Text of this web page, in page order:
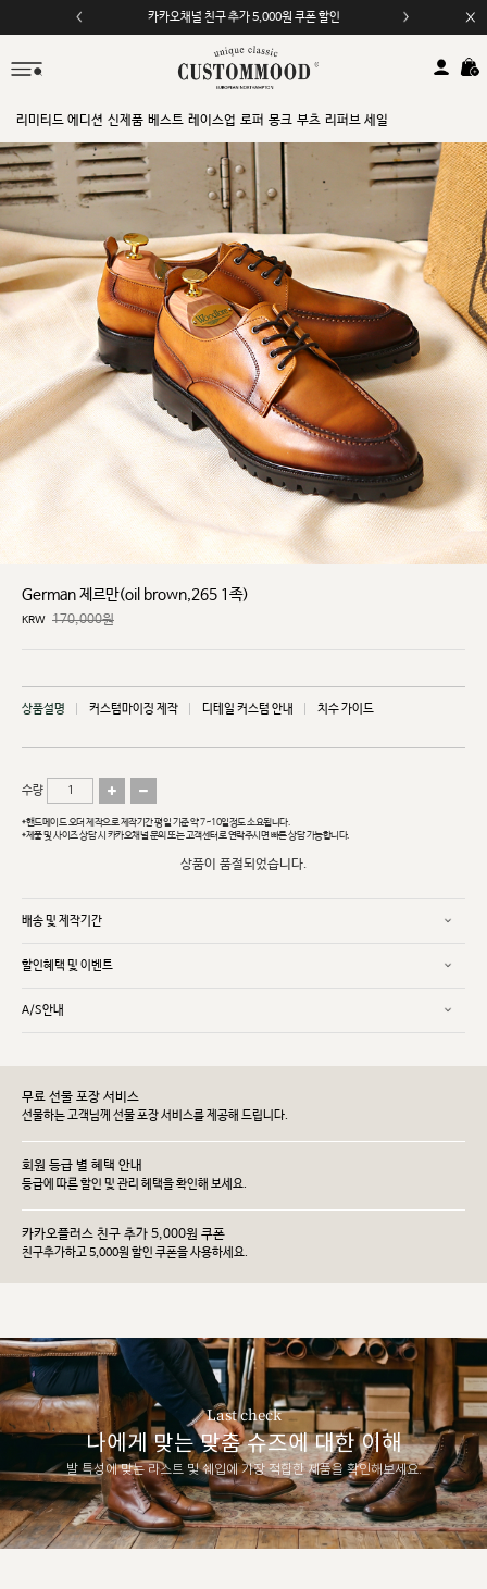
카카오채널 친구 추가 5,000원 쿠폰 할인
리미티드 에디션 신제품 베스트 레이스업 로퍼 몽크 부츠 리퍼브 세일
German 제르만(oil brown,265 1족)
KRW 170,000원
상품설명 커스텀마이징 제작 디테일 커스텀 안내 치수 가이드
수량
*핸드메이드 오더 제작으로 제작기간 평일 기준 약 7~10일정도 소요됩니다.
*제품 및 사이즈 상담 시 카카오채널 문의 또는 고객센터로 연락주시면 빠른 상담 가능합니다.
상품이 품절되었습니다.
배송 및 제작기간
할인혜택 및 이벤트
A/S안내
무료 선물 포장 서비스
선물하는 고객님께 선물 포장 서비스를 제공해 드립니다.
회원 등급 별 혜택 안내
등급에 따른 할인 및 관리 헤택을 확인해 보세요.
카카오플러스 친구 추가 5,000원 쿠폰
친구추가하고 5,000원 할인 쿠폰을 사용하세요.
Last check
나에게 맞는 맞춤 슈즈에 대한 이해
발 특성에 맞는 라스트 및 쉐입에 가장 적합한 제품을 확인해보세요.